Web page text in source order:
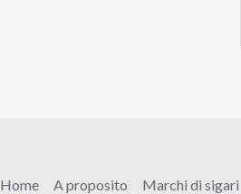
Home
A proposito Marchi di sigari